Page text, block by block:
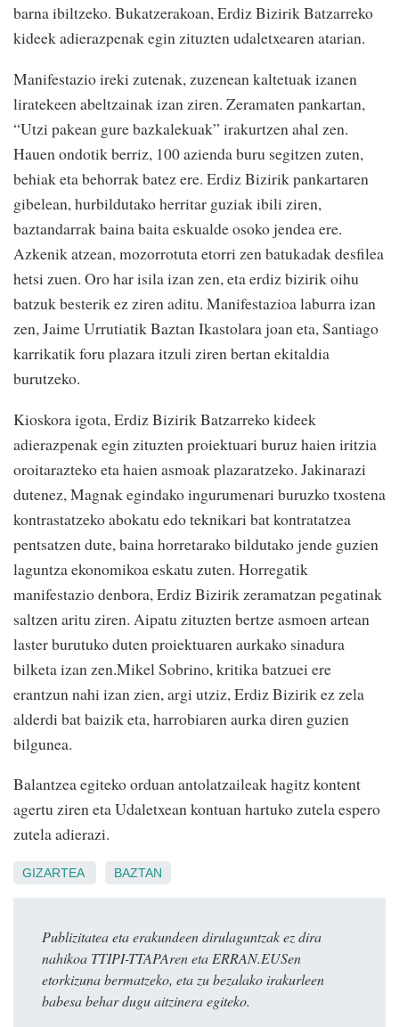
barna ibiltzeko. Bukatzerakoan, Erdiz Bizirik Batzarreko
kideek adierazpenak egin zituzten udaletxearen atarian.
Manifestazio ireki zutenak, zuzenean kaltetuak izanen
liratekeen abeltzainak izan ziren. Zeramaten pankartan,
“Utzi pakean gure bazkalekuak” irakurtzen ahal zen.
Hauen ondotik berriz, 100 azienda buru segitzen zuten,
behiak eta behorrak batez ere. Erdiz Bizirik pankartaren
gibelean, hurbildutako herritar guziak ibili ziren,
baztandarrak baina baita eskualde osoko jendea ere.
Azkenik atzean, mozorrotuta etorri zen batukadak desfilea
hetsi zuen. Oro har isila izan zen, eta erdiz bizirik oihu
batzuk besterik ez ziren aditu. Manifestazioa laburra izan
zen, Jaime Urrutiatik Baztan Ikastolara joan eta, Santiago
karrikatik foru plazara itzuli ziren bertan ekitaldia
burutzeko.
Kioskora igota, Erdiz Bizirik Batzarreko kideek
adierazpenak egin zituzten proiektuari buruz haien iritzia
oroitarazteko eta haien asmoak plazaratzeko. Jakinarazi
dutenez, Magnak egindako ingurumenari buruzko txostena
kontrastatzeko abokatu edo teknikari bat kontratatzea
pentsatzen dute, baina horretarako bildutako jende guzien
laguntza ekonomikoa eskatu zuten. Horregatik
manifestazio denbora, Erdiz Bizirik zeramatzan pegatinak
saltzen aritu ziren. Aipatu zituzten bertze asmoen artean
laster burutuko duten proiektuaren aurkako sinadura
bilketa izan zen.Mikel Sobrino, kritika batzuei ere
erantzun nahi izan zien, argi utziz, Erdiz Bizirik ez zela
alderdi bat baizik eta, harrobiaren aurka diren guzien
bilgunea.
Balantzea egiteko orduan antolatzaileak hagitz kontent
agertu ziren eta Udaletxean kontuan hartuko zutela espero
zutela adierazi.
GIZARTEA BAZTAN
Publizitatea eta erakundeen dirulaguntzak ez dira
nahikoa TTIPI-TTAPAren eta ERRAN.EUSen
etorkizuna bermatzeko, eta zu bezalako irakurleen
babesa behar dugu aitzinera egiteko.